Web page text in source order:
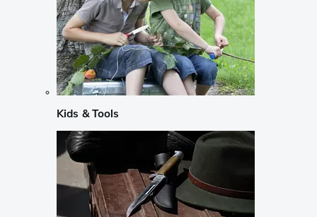
Kids & Tools